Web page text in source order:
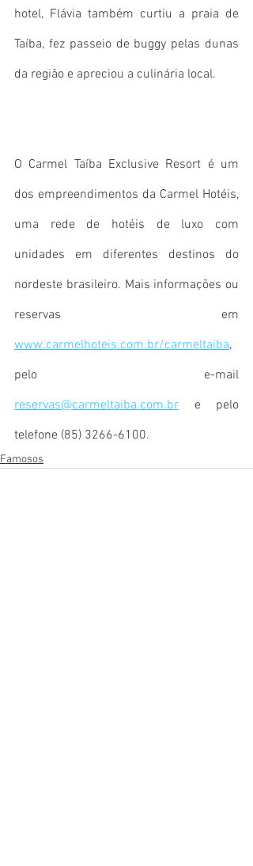
hotel, Flávia também curtiu a praia de
Taíba, fez passeio de buggy pelas dunas
da região e apreciou a culinária local.
O Carmel Taíba Exclusive Resort é um
dos empreendimentos da Carmel Hotéis,
uma rede de hotéis de luxo com
unidades em diferentes destinos do
nordeste brasileiro. Mais informações ou
www.carmelhoteis.com.br/carmeltaiba,
reservas@carmeltaiba.com.br e pelo
telefone (85) 3266-6100.
Famosos